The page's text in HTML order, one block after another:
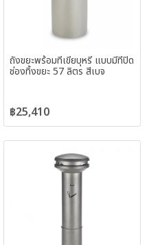
ถังขยะพร้อมที่เขี่ยบุหรี่ แบบมีที่ปิด
ช่องทิ้งขยะ 57 ลิตร สีเบจ
฿25,410